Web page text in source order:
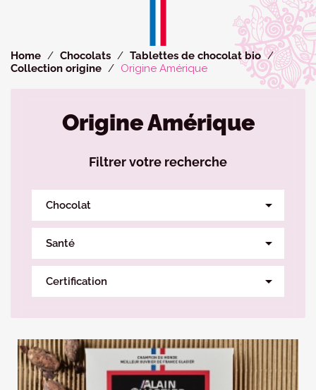
Home Chocolats
Tablettes de chocolat bio
Collection origine
Origine Amérique
Origine Amérique
Filtrer votre recherche
Chocolat 
Santé 
Certification 